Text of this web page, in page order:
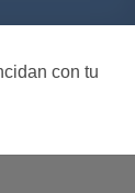
con tu